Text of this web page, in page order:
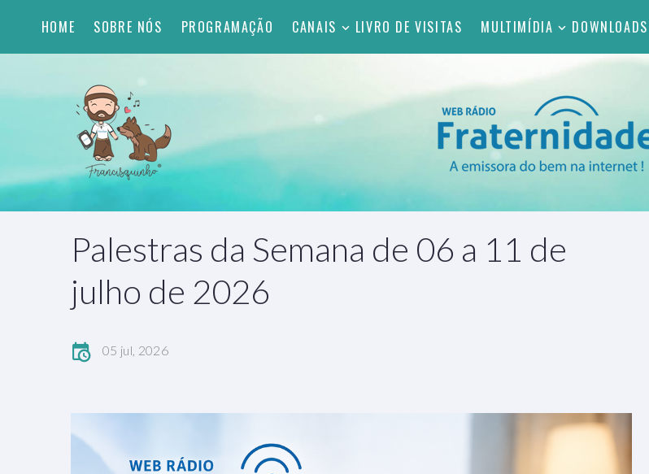
HOME SOBRE NÓS PROGRAMAÇÃO CANAIS LIVRO DE VISITAS MULTIMÍDIA DOWNLOADS
Palestras da Semana de 06 a 11 de
julho de 2026
05 jul, 2026